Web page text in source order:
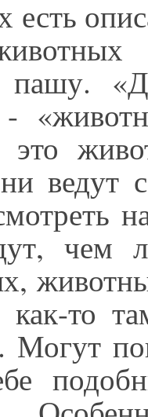
есть
пашу.
это
ведут
чем
то
Могут